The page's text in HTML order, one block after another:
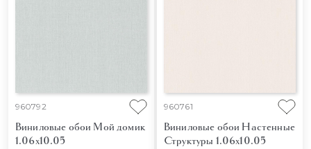
960792
Виниловые обои Мой домик
1.06x10.05
960761
Виниловые обои Настенные
Структуры 1.06x10.05